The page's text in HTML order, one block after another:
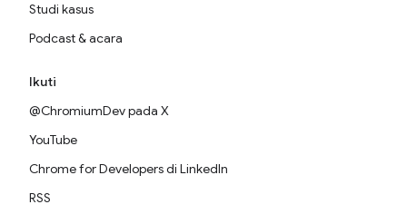
Studi kasus
Podcast & acara
Ikuti
@ChromiumDev pada X
YouTube
Chrome for Developers di LinkedIn
RSS